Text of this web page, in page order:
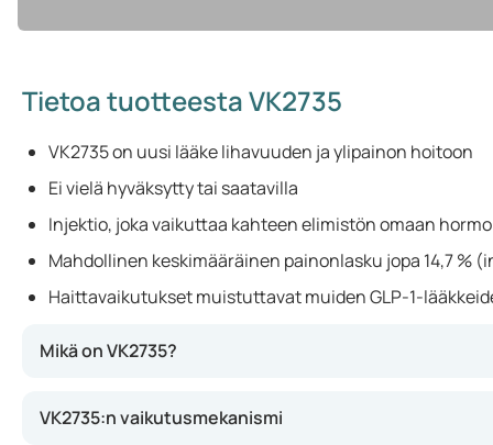
Tietoa tuotteesta VK2735
VK2735 on uusi lääke lihavuuden ja ylipainon hoitoon
Ei vielä hyväksytty tai saatavilla
Injektio, joka vaikuttaa kahteen elimistön omaan
Mahdollinen keskimääräinen painonlasku jopa 14,7 %
Haittavaikutukset muistuttavat muiden GLP-1-
Mikä on VK2735?
reseptoreita, jotka ovat elimistön omia hormoneja ja
VK2735:n vaikutusmekanismi